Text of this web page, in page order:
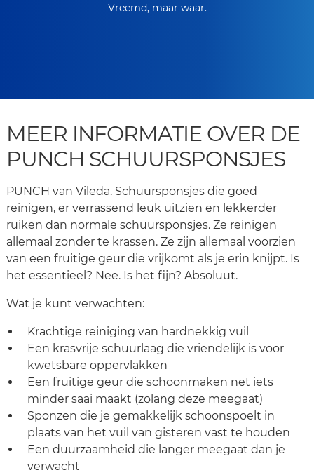
Vreemd, maar waar.
MEER INFORMATIE OVER DE
PUNCH SCHUURSPONSJES
PUNCH van Vileda. Schuursponsjes die goed
reinigen, er verrassend leuk uitzien en lekkerder
ruiken dan normale schuursponsjes. Ze reinigen
allemaal zonder te krassen. Ze zijn allemaal voorzien
van een fruitige geur die vrijkomt als je erin knijpt. Is
het essentieel? Nee. Is het fijn? Absoluut.
Wat je kunt verwachten:
Krachtige reiniging van hardnekkig vuil
Een krasvrije schuurlaag die vriendelijk is voor
kwetsbare oppervlakken
Een fruitige geur die schoonmaken net iets
minder saai maakt (zolang deze meegaat)
Sponzen die je gemakkelijk schoonspoelt in
plaats van het vuil van gisteren vast te houden
Een duurzaamheid die langer meegaat dan je
verwacht